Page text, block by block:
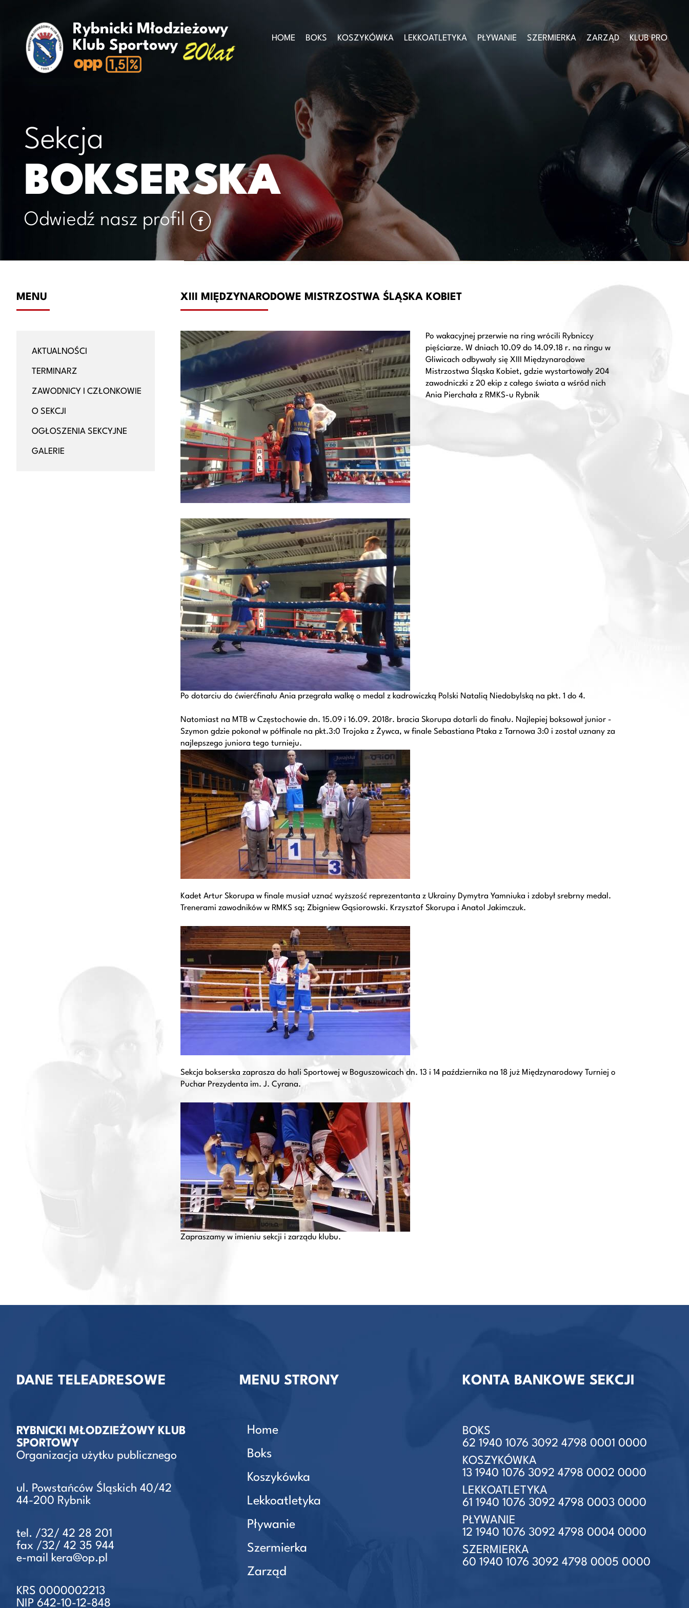
Rybnicki Młodzieżowy
Klub Sportowy
HOME BOKS KOSZYKÓWKA LEKKOATLETYKA PŁYWANIE SZERMIERKA ZARZĄD KLUB PRO
Sekcja
BOKSERSKA
Odwiedź nasz profil
MENU
AKTUALNOŚCI
TERMINARZ
ZAWODNICY I CZŁONKOWIE
O SEKCJI
OGŁOSZENIA SEKCYJNE
GALERIE
XIII MIĘDZYNARODOWE MISTRZOSTWA ŚLĄSKA KOBIET
Po wakacyjnej przerwie na ring wrócili Rybniccy
pięściarze. W dniach 10.09 do 14.09.18 r. na ringu w
Gliwicach odbywały się XIII Międzynarodowe
Mistrzostwa Śląska Kobiet, gdzie wystartowały 204
zawodniczki z 20 ekip z całego świata a wśród nich
Ania Pierchała z RMKS-u Rybnik
Po dotarciu do ćwierćfinału Ania przegrała walkę o medal z kadrowiczką Polski Natalią Niedobylską na pkt. 1 do 4.
Natomiast na MTB w Częstochowie dn. 15.09 i 16.09. 2018r. bracia Skorupa dotarli do finału. Najlepiej boksował junior -
Szymon gdzie pokonał w półfinale na pkt.3:0 Trojoka z Żywca, w finale Sebastiana Ptaka z Tarnowa 3:0 i został uznany za
najlepszego juniora tego turnieju.
Kadet Artur Skorupa w finale musiał uznać wyższość reprezentanta z Ukrainy Dymytra Yamniuka i zdobył srebrny medal.
Trenerami zawodników w RMKS są; Zbigniew Gąsiorowski. Krzysztof Skorupa i Anatol Jakimczuk.
Sekcja bokserska zaprasza do hali Sportowej w Boguszowicach dn. 13 i 14 października na 18 już Międzynarodowy Turniej o
Puchar Prezydenta im. J. Cyrana.
Zapraszamy w imieniu sekcji i zarządu klubu.
DANE TELEADRESOWE
RYBNICKI MŁODZIEŻOWY KLUB
SPORTOWY
Organizacja użytku publicznego
ul. Powstańców Śląskich 40/42
44-200 Rybnik
tel. /32/ 42 28 201
fax /32/ 42 35 944
e-mail kera@op.pl
KRS 0000002213
NIP 642-10-12-848
MENU STRONY
Home
Boks
Koszykówka
Lekkoatletyka
Pływanie
Szermierka
Zarząd
KONTA BANKOWE SEKCJI
BOKS
62 1940 1076 3092 4798 0001 0000
KOSZYKÓWKA
13 1940 1076 3092 4798 0002 0000
LEKKOATLETYKA
61 1940 1076 3092 4798 0003 0000
PŁYWANIE
12 1940 1076 3092 4798 0004 0000
SZERMIERKA
60 1940 1076 3092 4798 0005 0000